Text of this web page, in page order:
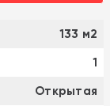
133 м2
1
Открытая